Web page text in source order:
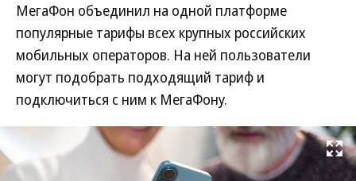
МегаФон объединил на одной платформе
популярные тарифы всех крупных российских
мобильных операторов. На ней пользователи
могут подобрать подходящий тариф и
подключиться с ним к МегаФону.
Развернуть